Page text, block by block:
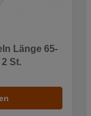
Länge 65-
St.